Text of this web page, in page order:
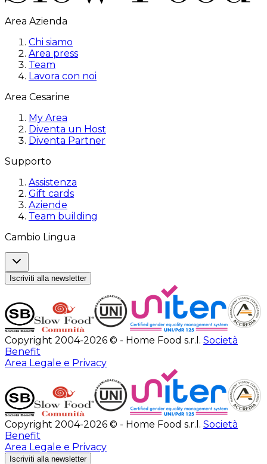
Area Azienda
Chi siamo
Area press
Team
Lavora con noi
Area Cesarine
My Area
Diventa un Host
Diventa Partner
Supporto
Assistenza
Gift cards
Aziende
Team building
Cambio Lingua
Iscriviti alla newsletter
Copyright 2004-2026 © - Home Food s.r.l. Società
Benefit
Area Legale e Privacy
Copyright 2004-2026 © - Home Food s.r.l. Società
Benefit
Area Legale e Privacy
Iscriviti alla newsletter